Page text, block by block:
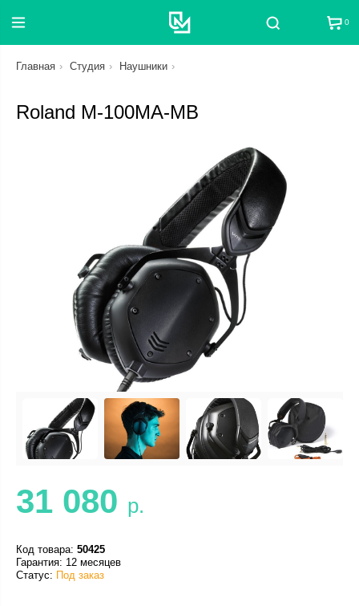
Поиск 0
Главная Студия Наушники
Roland M-100MA-MB
31 080 р.
Код товара: 50425
Гарантия: 12 месяцев
Статус: Под заказ